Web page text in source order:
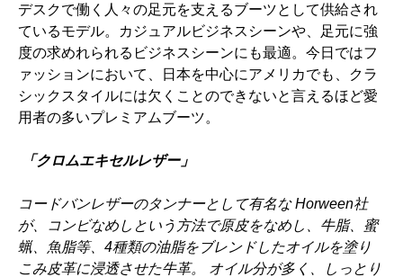
デスクで働く人々の足元を支えるブーツとして供給され
ているモデル。カジュアルビジネスシーンや、足元に強
度の求めれられるビジネスシーンにも最適。今日ではフ
ァッションにおいて、日本を中心にアメリカでも、クラ
シックスタイルには欠くことのできないと言えるほど愛
用者の多いプレミアムブーツ。
「クロムエキセルレザー」
コードバンレザーのタンナーとして有名な Horween社
が、コンビなめしという方法で原皮をなめし、牛脂、蜜
蝋、魚脂等、4種類の油脂をブレンドしたオイルを塗り
こみ皮革に浸透させた牛革。 オイル分が多く、しっとり